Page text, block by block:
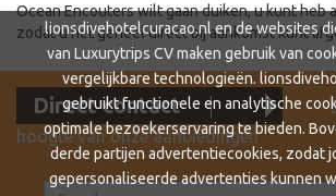
lionsdivehotelcuracao.nl en de websites
van Luxurytrips CV maken gebruik van
vergelijkbare technologieën.
gebruikt functionele en analytische
optimale bezoekerservaring te bieden.
derde partijen advertentiecookies, zodat
gepersonaliseerde advertenties kunnen
Ocean Encouters wilt gaan duiken, u kunt heb
zodat u het geheel direct bij aankomst kunt
Direct contact
hoogte van onze aanbiedingen